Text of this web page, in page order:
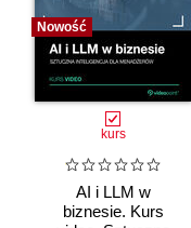
Nowość
kurs
AI i LLM w
biznesie. Kurs